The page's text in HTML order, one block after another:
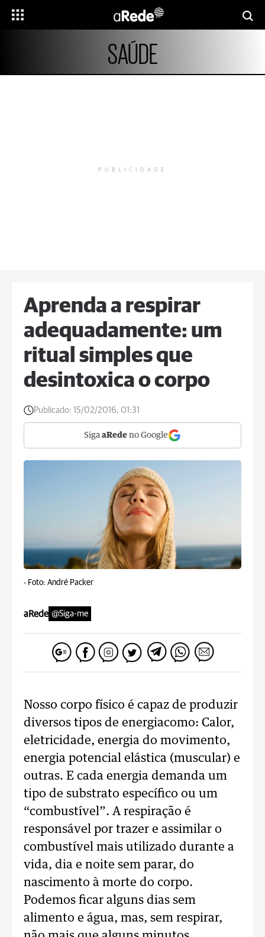
SAÚDE
PUBLICIDADE
Aprenda a respirar
adequadamente: um
ritual simples que
desintoxica o corpo
Publicado: 15/02/2016, 01:31
Siga aRede no Google
- Foto: André Packer
aRede @Siga-me
Nosso corpo físico é capaz de produzir
diversos tipos de energiacomo: Calor,
eletricidade, energia do movimento,
energia potencial elástica (muscular) e
outras. E cada energia demanda um
tipo de substrato específico ou um
“combustível”. A respiração é
responsável por trazer e assimilar o
combustível mais utilizado durante a
vida, dia e noite sem parar, do
nascimento à morte do corpo.
Podemos ficar alguns dias sem
alimento e água, mas, sem respirar,